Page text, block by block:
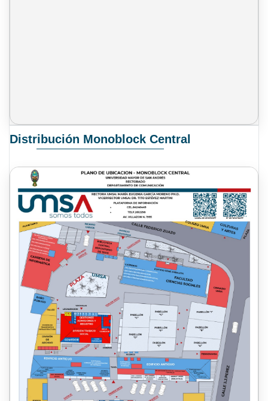
Distribución Monoblock Central